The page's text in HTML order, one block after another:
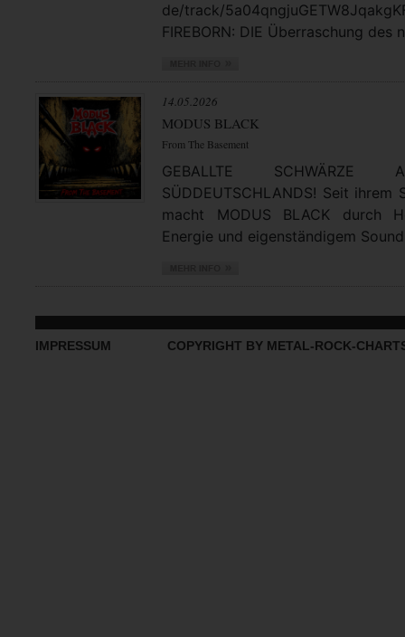
de/track/
FIREBORN: DIE Überraschung des
14.05.2026
MODUS BLACK
From The Basement
GEBALLTE
SÜDDEUTSCHLANDS! Seit
macht MODUS BLACK durch
Energie und eigenständigem
IMPRESSUM COPYRIGHT BY METAL-ROCK-